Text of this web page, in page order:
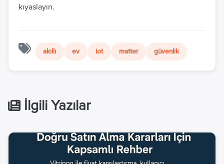
kıyaslayın.
akıllı ev iot matter güvenlik
İlgili Yazılar